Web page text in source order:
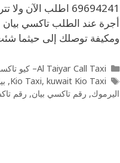
69694241 اطلب
أجرة عند الطلب تاكسي
ومكيفة توصلك إلى حيثما
Al Taiyar Call Taxi– كيو تاكسي
Kio Taxi,kuwait Kio Taxi
,
اليرموك, رقم تاكسي بيان, رقم